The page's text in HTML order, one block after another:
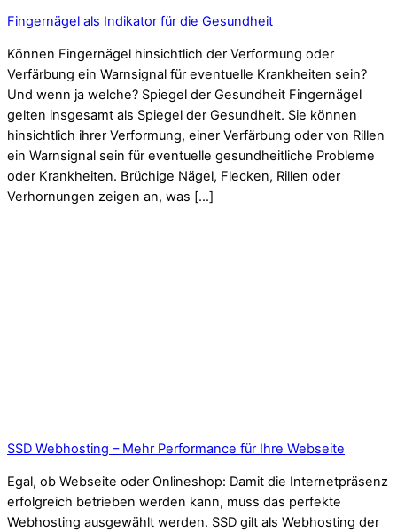
Fingernägel als Indikator für die Gesundheit
Können Fingernägel hinsichtlich der Verformung oder
Verfärbung ein Warnsignal für eventuelle Krankheiten sein?
Und wenn ja welche? Spiegel der Gesundheit Fingernägel
gelten insgesamt als Spiegel der Gesundheit. Sie können
hinsichtlich ihrer Verformung, einer Verfärbung oder von Rillen
ein Warnsignal sein für eventuelle gesundheitliche Probleme
oder Krankheiten. Brüchige Nägel, Flecken, Rillen oder
Verhornungen zeigen an, was […]
SSD Webhosting – Mehr Performance für Ihre Webseite
Egal, ob Webseite oder Onlineshop: Damit die Internetpräsenz
erfolgreich betrieben werden kann, muss das perfekte
Webhosting ausgewählt werden. SSD gilt als Webhosting der